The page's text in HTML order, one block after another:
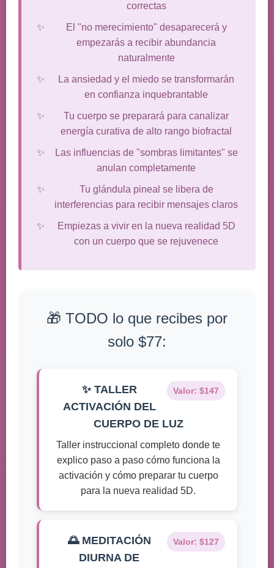
correctas
El "no merecimiento" desaparecerá y
empezarás a recibir abundancia
naturalmente
La ansiedad y el miedo se transformarán
en confianza inquebrantable
Tu cuerpo se preparará para canalizar
energía curativa de alto rango biofractal
Las influencias de "sombras limitantes" se
anulan completamente
Tu glándula pineal se libera de
interferencias para recibir mensajes claros
Empiezas a vivir en la nueva realidad 5D
con un cuerpo que se rejuvenece
🎁 TODO lo que recibes por
solo $77:
Valor: $147
✨ TALLER
ACTIVACIÓN DEL
CUERPO DE LUZ
Taller instruccional completo donde te
explico paso a paso cómo funciona la
activación y cómo preparar tu cuerpo
para la nueva realidad 5D.
Valor: $127
🌅 MEDITACIÓN
DIURNA DE